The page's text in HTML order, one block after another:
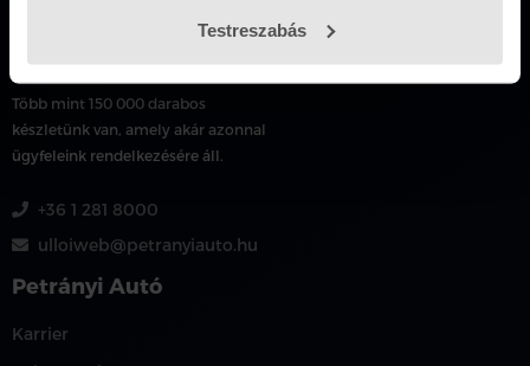
Testreszabás
Több mint 150 000 darabos
készletünk van, amely akár azonnal
ügyfeleink rendelkezésére áll.
+36 1 281 8000
ulloiweb@petranyiauto.hu
Petrányi Autó
Karrier